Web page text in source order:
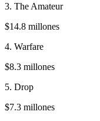
3. The Amateur
$14.8 millones
4. Warfare
$8.3 millones
5. Drop
$7.3 millones